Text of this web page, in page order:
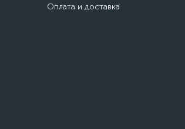
Оплата и доставка